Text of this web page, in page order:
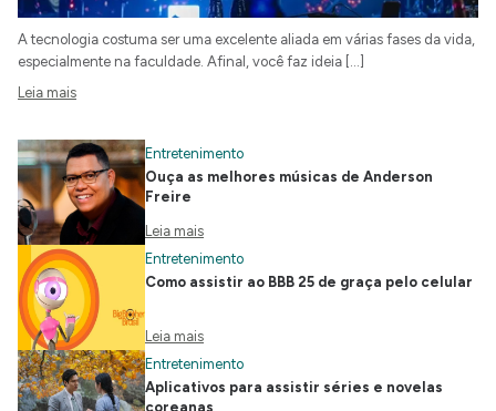
A tecnologia costuma ser uma excelente aliada em várias fases da vida,
especialmente na faculdade. Afinal, você faz ideia […]
Leia mais
Entretenimento
Ouça as melhores músicas de Anderson
Freire
Leia mais
Entretenimento
Como assistir ao BBB 25 de graça pelo celular
Leia mais
Entretenimento
Aplicativos para assistir séries e novelas
coreanas